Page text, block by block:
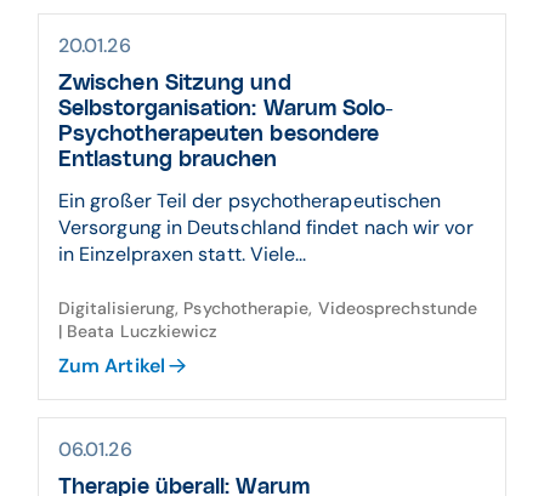
20.01.26
Zwischen Sitzung und
Selbstorganisation: Warum Solo-
Psychotherapeuten besondere
Entlastung brauchen
Ein großer Teil der psychotherapeutischen
Versorgung in Deutschland findet nach wir vor
in Einzelpraxen statt. Viele...
Digitalisierung, Psychotherapie, Videosprechstunde
| Beata Luczkiewicz
Zum Artikel
06.01.26
Therapie überall: Warum